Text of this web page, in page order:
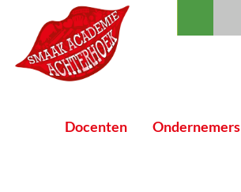
Ga naar de inhoud
Hoofdnavigatie
Docenten Ondernemers